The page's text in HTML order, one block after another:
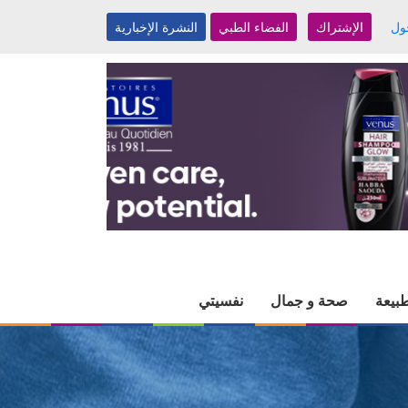
الإشتراك الفضاء الطبي النشرة الإخبارية
صحة و جمال نفسيتي